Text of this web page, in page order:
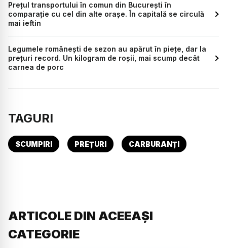
Prețul transportului în comun din București în
comparație cu cel din alte orașe. În capitală se circulă
mai ieftin
Legumele românești de sezon au apărut în piețe, dar la
prețuri record. Un kilogram de roșii, mai scump decât
carnea de porc
TAGURI
SCUMPIRI PREȚURI CARBURANȚI
ARTICOLE DIN ACEEAȘI
CATEGORIE